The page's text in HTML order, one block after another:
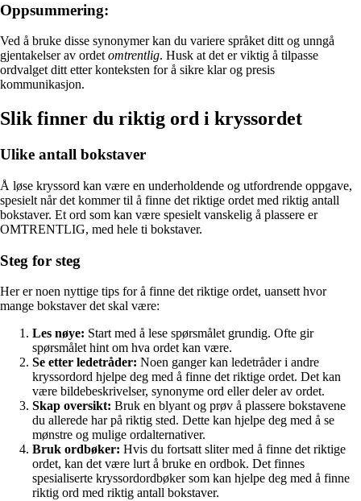
Oppsummering:
Ved å bruke disse synonymer kan du variere språket ditt og unngå
gjentakelser av ordetomtrentlig. Husk at det er viktig å tilpasse
ordvalget ditt etter konteksten for å sikre klar og presis
kommunikasjon.
Slik finner du riktig ord i kryssordet
Ulike antall bokstaver
Å løse kryssord kan være en underholdende og utfordrende oppgave,
spesielt når det kommer til å finne det riktige ordet med riktig antall
bokstaver. Et ord som kan være spesielt vanskelig å plassere er
OMTRENTLIG, med hele ti bokstaver.
Steg for steg
Her er noen nyttige tips for å finne det riktige ordet, uansett hvor
mange bokstaver det skal være:
Les nøye: Start med å lese spørsmålet grundig. Ofte gir
spørsmålet hint om hva ordet kan være.
Se etter ledetråder: Noen ganger kan ledetråder i andre
kryssordord hjelpe deg med å finne det riktige ordet. Det kan
være bildebeskrivelser, synonyme ord eller deler av ordet.
Skap oversikt: Bruk en blyant og prøv å plassere bokstavene
du allerede har på riktig sted. Dette kan hjelpe deg med å se
mønstre og mulige ordalternativer.
Bruk ordbøker: Hvis du fortsatt sliter med å finne det riktige
ordet, kan det være lurt å bruke en ordbok. Det finnes
spesialiserte kryssordordbøker som kan hjelpe deg med å finne
riktig ord med riktig antall bokstaver.